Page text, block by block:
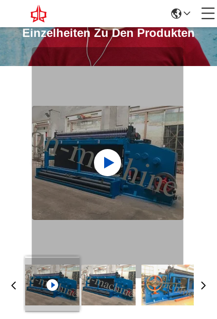
Einzelheiten Zu Den Produkten